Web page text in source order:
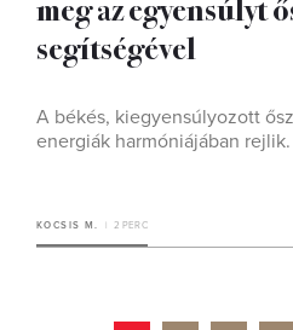
segítségével
A békés, kiegyensúlyozott
energiák harmóniájában rejlik.
KOCSIS M. 2 PERC